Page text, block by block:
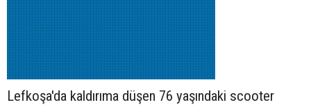
Lefkoşa'da kaldırıma düşen 76 yaşındaki scooter